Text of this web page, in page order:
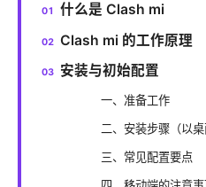
什么是 Clash mi
Clash mi 的工作原理
安装与初始配置
一、准备工作
二、安装步骤（以桌
三、常见配置要点